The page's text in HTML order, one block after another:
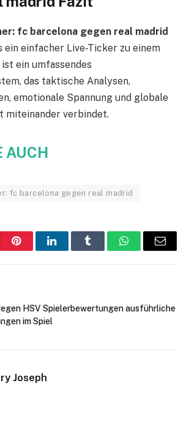
fc barcelona gegen real madrid
ein einfacher Live-Ticker zu einem
ein umfassendes
das taktische Analysen,
emotionale Spannung und globale
miteinander verbindet.
AUCH
fc barcelona gegen real madrid
PinterestLinkedInTumblr WhatsAppEmail
HSV Spielerbewertungen ausführliche
im Spiel
Joseph